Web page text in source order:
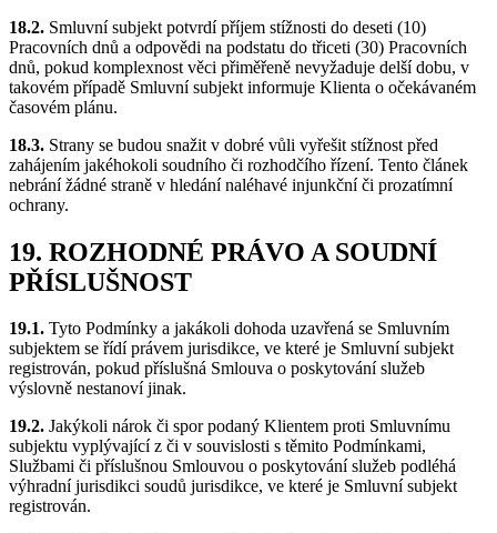
18.2. Smluvní subjekt potvrdí příjem stížnosti do deseti (10)
Pracovních dnů a odpovědi na podstatu do třiceti (30) Pracovních
dnů, pokud komplexnost věci přiměřeně nevyžaduje delší dobu, v
takovém případě Smluvní subjekt informuje Klienta o očekávaném
časovém plánu.
18.3. Strany se budou snažit v dobré vůli vyřešit stížnost před
zahájením jakéhokoli soudního či rozhodčího řízení. Tento článek
nebrání žádné straně v hledání naléhavé injunkční či prozatímní
ochrany.
19. ROZHODNÉ PRÁVO A SOUDNÍ
PŘÍSLUŠNOST
19.1. Tyto Podmínky a jakákoli dohoda uzavřená se Smluvním
subjektem se řídí právem jurisdikce, ve které je Smluvní subjekt
registrován, pokud příslušná Smlouva o poskytování služeb
výslovně nestanoví jinak.
19.2. Jakýkoli nárok či spor podaný Klientem proti Smluvnímu
subjektu vyplývající z či v souvislosti s těmito Podmínkami,
Službami či příslušnou Smlouvou o poskytování služeb podléhá
výhradní jurisdikci soudů jurisdikce, ve které je Smluvní subjekt
registrován.